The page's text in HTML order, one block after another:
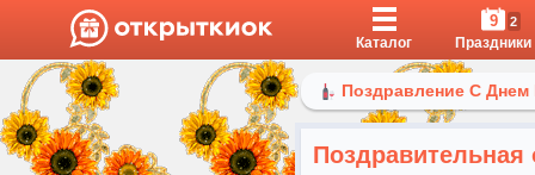
Каталог
9 2
Праздники
Поздравление С